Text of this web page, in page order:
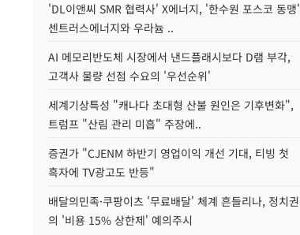
'DL이앤씨 SMR 협력사' X에너지, '한수원 포스코 동맹'
센트러스에너지와 우라늄 ..
AI 메모리반도체 시장에서 낸드플래시보다 D램 부각,
고객사 물량 선점 수요의 '우선순위'
세계기상특성 "캐나다 초대형 산불 원인은 기후변화",
트럼프 "산림 관리 미흡" 주장에..
증권가 "CJENM 하반기 영업이익 개선 기대, 티빙 첫
흑자에 TV광고도 반등"
배달의민족·쿠팡이츠 '무료배달' 체계 흔들리나, 정치권
의 '비용 15% 상한제' 예의주시